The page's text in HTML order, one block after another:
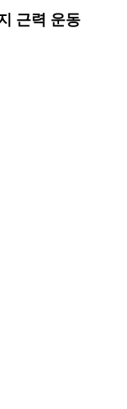
근력 운동